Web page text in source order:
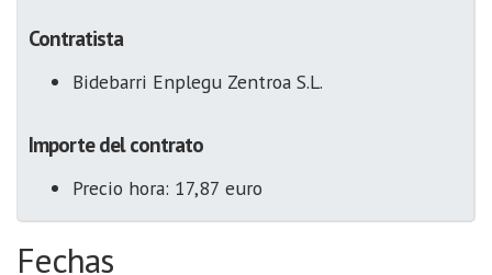
Contratista
Bidebarri Enplegu Zentroa S.L.
Importe del contrato
Precio hora: 17,87 euro
Fechas